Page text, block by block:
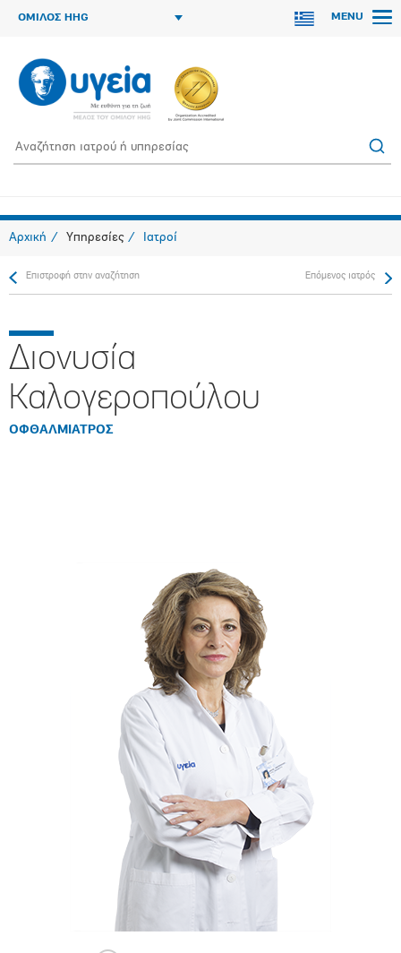
ΟΜΙΛΟΣ HHG MENU
Αρχική Υπηρεσίες Ιατροί
Επιστροφή στην αναζήτηση Επόμενος ιατρός
Διονυσία
Καλογεροπούλου
ΟΦΘΑΛΜΙΑΤΡΟΣ